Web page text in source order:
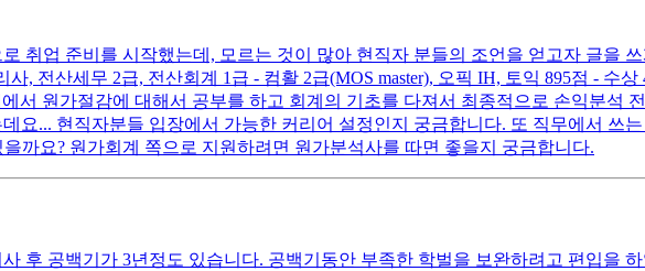
취업 준비를 시작했는데, 모르는 것이 많아 현직자 분들의 조언을 얻고자 글을
, 전산세무 2급, 전산회계 1급 - 컴활 2급(MOS master), 오픽 IH, 토익 895점 - 수
서 원가절감에 대해서 공부를 하고 회계의 기초를 다져서 최종적으로 손익분석
요... 현직자분들 입장에서 가능한 커리어 설정인지 궁금합니다. 또 직무에서 쓰
까요? 원가회계 쪽으로 지원하려면 원가분석사를 따면 좋을지 궁금합니다.
후 공백기가 3년정도 있습니다. 공백기동안 부족한 학벌을 보완하려고 편입을